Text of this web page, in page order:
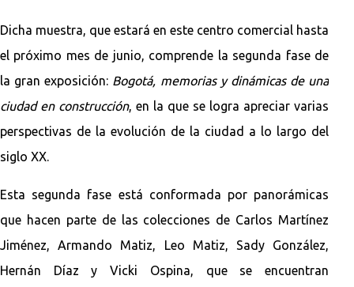
Dicha muestra, que estará en este centro comercial hasta
el próximo mes de junio, comprende la segunda fase de
la gran exposición: Bogotá, memorias y dinámicas de una
ciudad en construcción, en la que se logra apreciar varias
perspectivas de la evolución de la ciudad a lo largo del
siglo XX.
Esta segunda fase está conformada por panorámicas
que hacen parte de las colecciones de Carlos Martínez
Jiménez, Armando Matiz, Leo Matiz, Sady González,
Hernán Díaz y Vicki Ospina, que se encuentran